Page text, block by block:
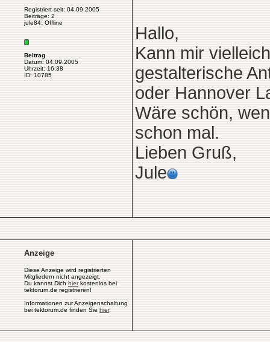
Registriert seit: 04.09.2005
Beiträge: 2
jule84: Offline
Beitrag
Datum: 04.09.2005
Uhrzeit: 16:38
ID: 10785
Hallo,
Kann mir
gestalterische
oder Hannover
Wäre schön,
schon mal.
Lieben Gruß,
Jule
Anzeige
Diese Anzeige wird registrierten
Mitgliedern nicht angezeigt.
Du kannst Dich hierkostenlos bei
tektorum.de registrieren!
Informationen zur Anzeigenschaltung
bei tektorum.de finden Sie hier.